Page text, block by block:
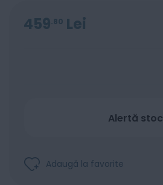
459 80 Lei
Alertă stoc
Adaugă la favorite